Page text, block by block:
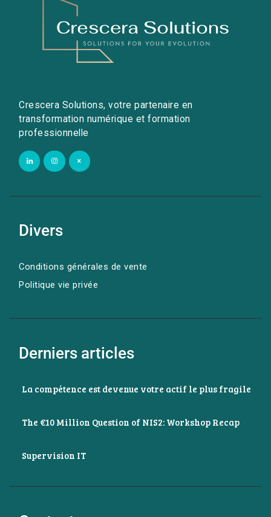
Crescera Solutions, votre partenaire en
transformation numérique et formation
professionnelle
Divers
Conditions générales de vente
Politique vie privée
Derniers articles
La compétence est devenue votre actif le plus fragile
The €10 Million Question of NIS2: Workshop Recap
Supervision IT